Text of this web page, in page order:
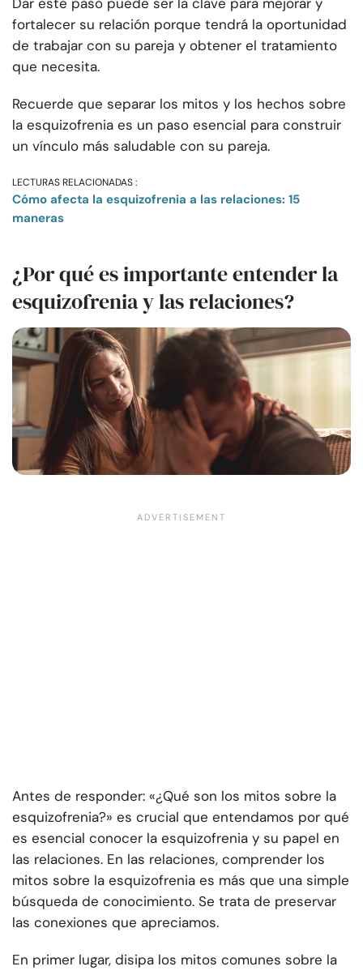
fortalecer su relación porque tendrá la oportunidad
de trabajar con su pareja y obtener el tratamiento
que necesita.
Recuerde que separar los mitos y los hechos sobre
la esquizofrenia es un paso esencial para construir
un vínculo más saludable con su pareja.
LECTURAS RELACIONADAS :
Cómo afecta la esquizofrenia a las relaciones: 15
maneras
¿Por qué es importante entender la
esquizofrenia y las relaciones?
Antes de responder: «¿Qué son los mitos sobre la
esquizofrenia?» es crucial que entendamos por qué
es esencial conocer la esquizofrenia y su papel en
las relaciones. En las relaciones, comprender los
mitos sobre la esquizofrenia es más que una simple
búsqueda de conocimiento. Se trata de preservar
las conexiones que apreciamos.
En primer lugar, disipa los mitos comunes sobre la